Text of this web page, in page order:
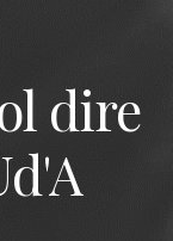
dire